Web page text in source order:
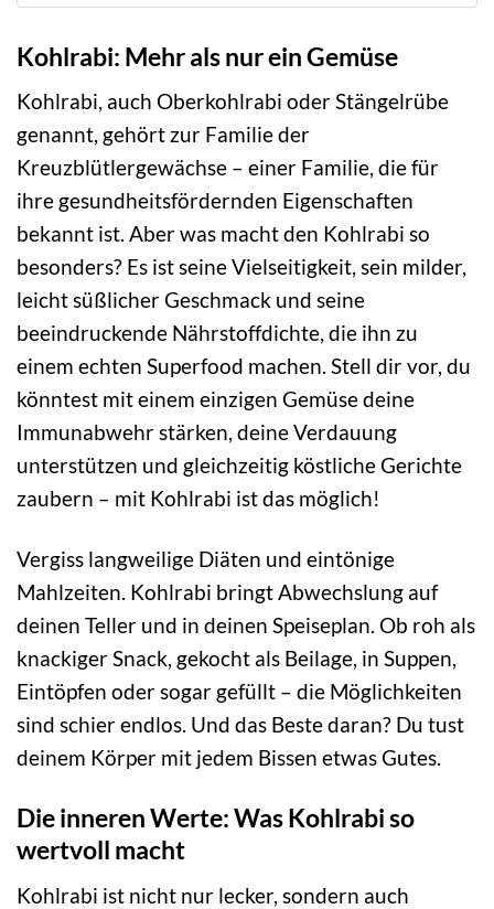
Kohlrabi: Mehr als nur ein Gemüse
Kohlrabi, auch Oberkohlrabi oder Stängelrübe
genannt, gehört zur Familie der
Kreuzblütlergewächse – einer Familie, die für
ihre gesundheitsfördernden Eigenschaften
bekannt ist. Aber was macht den Kohlrabi so
besonders? Es ist seine Vielseitigkeit, sein milder,
leicht süßlicher Geschmack und seine
beeindruckende Nährstoffdichte, die ihn zu
einem echten Superfood machen. Stell dir vor, du
könntest mit einem einzigen Gemüse deine
Immunabwehr stärken, deine Verdauung
unterstützen und gleichzeitig köstliche Gerichte
zaubern – mit Kohlrabi ist das möglich!
Vergiss langweilige Diäten und eintönige
Mahlzeiten. Kohlrabi bringt Abwechslung auf
deinen Teller und in deinen Speiseplan. Ob roh als
knackiger Snack, gekocht als Beilage, in Suppen,
Eintöpfen oder sogar gefüllt – die Möglichkeiten
sind schier endlos. Und das Beste daran? Du tust
deinem Körper mit jedem Bissen etwas Gutes.
Die inneren Werte: Was Kohlrabi so
wertvoll macht
Kohlrabi ist nicht nur lecker, sondern auch